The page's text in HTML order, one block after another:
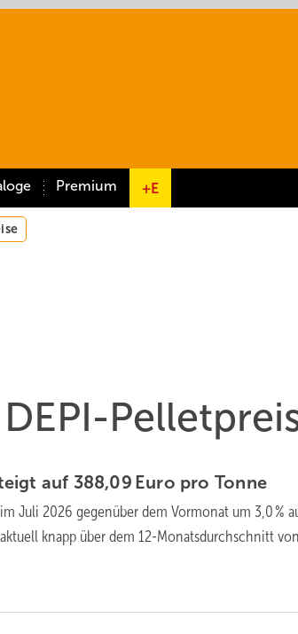
Premium +E
auf 388,09 Euro pro Tonne
Juli 2026 gegen­über dem Vor­mo­nat um 3,0 %
knapp über dem 12-Monats­durch­schnitt von